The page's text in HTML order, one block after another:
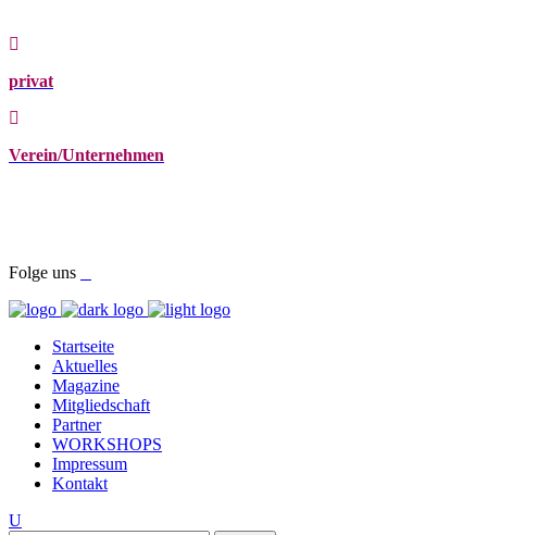
privat
Verein/Unternehmen
Folge uns
Startseite
Aktuelles
Magazine
Mitgliedschaft
Partner
WORKSHOPS
Impressum
Kontakt